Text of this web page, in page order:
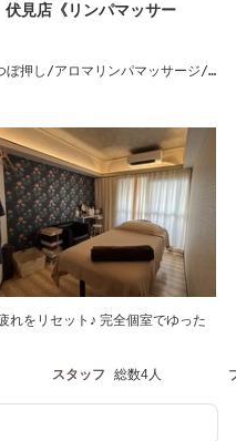
伏見店《リンパマッサー
ぼ押し/アロマリンパマッサージ/
れをリセット♪ 完全個室でゆった
スタッフ 総数4人